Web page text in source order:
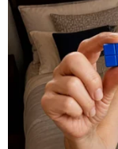
běžná
bílému
tvaroh.